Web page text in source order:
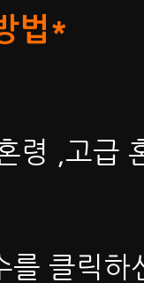
법*
령 ,고급
를 클릭